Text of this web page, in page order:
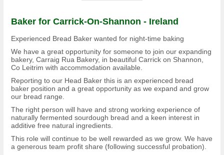
Baker for Carrick-On-Shannon - Ireland
Experienced Bread Baker wanted for night-time baking
We have a great opportunity for someone to join our expanding
bakery, Carraig Rua Bakery, in beautiful Carrick on Shannon,
Co Leitrim with accommodation available.
Reporting to our Head Baker this is an experienced bread
baker position and a great opportunity as we expand and grow
our bread range.
The right person will have and strong working experience of
naturally fermented sourdough bread and a keen interest in
additive free natural ingredients.
This role will continue to be well rewarded as we grow. We have
a generous team profit share (following successful probation).